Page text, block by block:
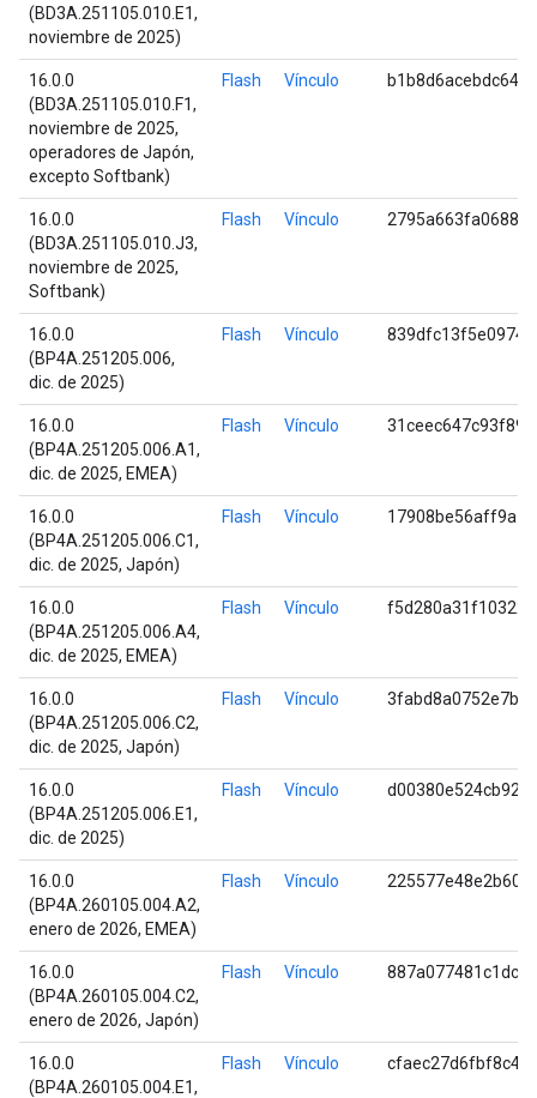
(BD3A.251105.010.E1,
noviembre de 2025)
16.0.0
(BD3A.251105.010.F1,
noviembre de 2025,
operadores de Japón,
excepto Softbank)
Flash Vínculo
16.0.0
(BD3A.251105.010.J3,
noviembre de 2025,
Softbank)
Flash Vínculo
16.0.0
(BP4A.251205.006,
dic. de 2025)
Flash Vínculo
16.0.0
(BP4A.251205.006.A1,
dic. de 2025, EMEA)
Flash Vínculo
16.0.0
(BP4A.251205.006.C1,
dic. de 2025, Japón)
Flash Vínculo
16.0.0
(BP4A.251205.006.A4,
dic. de 2025, EMEA)
Flash Vínculo
16.0.0
(BP4A.251205.006.C2,
dic. de 2025, Japón)
Flash Vínculo
16.0.0
(BP4A.251205.006.E1,
dic. de 2025)
Flash Vínculo
16.0.0
(BP4A.260105.004.A2,
enero de 2026, EMEA)
Flash Vínculo
16.0.0
(BP4A.260105.004.C2,
enero de 2026, Japón)
Flash Vínculo
16.0.0
(BP4A.260105.004.E1,
Flash Vínculo